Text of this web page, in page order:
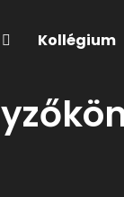
Kollégium